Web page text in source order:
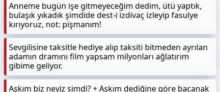
Anneme bugün işe gitmeyeceğim dedim, ütü yaptık,
bulaşık yıkadık şimdide dest-i izdivaç izleyip fasulye
kırıyoruz, not: pişmanım!
Sevgilisine taksitle hediye alıp taksiti bitmeden ayrılan
adamın dramını film yapsam milyonları ağlatırım
gibime geliyor.
Aşkım biz neyiz simdi? + Aşkım dediğine göre bacanak